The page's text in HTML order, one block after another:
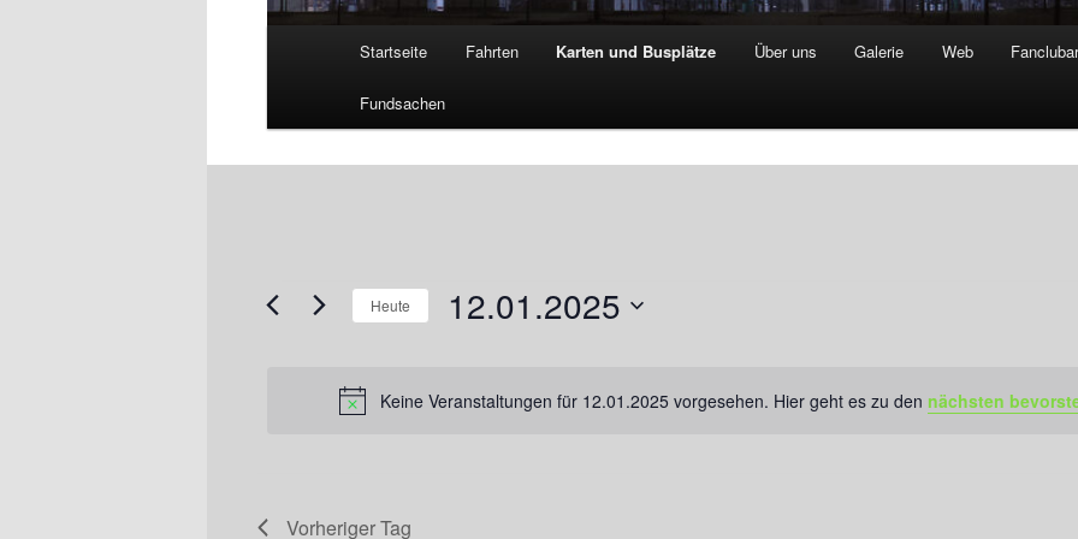
Startseite Fahrten Karten und Busplätze Über uns Galerie Web
Fundsachen
Veranstaltungen
für
Hinweis
Keine Veranstaltungen für 12.01.2025 vorgesehen. Hier geht es zu den nächsten
Heute 12.01.2025
Vorheriger Tag